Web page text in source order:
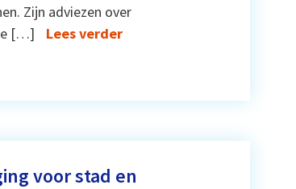
Zijn adviezen over
[…]
Lees verder
voor stad en